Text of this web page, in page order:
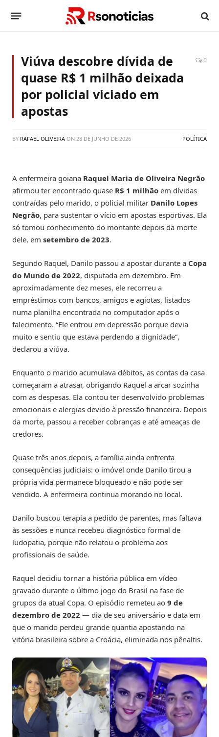
Viúva descobre dívida de
quase R$ 1 milhão deixada
por policial viciado em
apostas
0
BY RAFAEL OLIVEIRA ON 28 DE JUNHO DE 2026 POLÍTICA
A enfermeira goiana Raquel Maria de Oliveira Negrão
afirmou ter encontrado quase R$ 1 milhão em dívidas
contraídas pelo marido, o policial militar Danilo Lopes
Negrão, para sustentar o vício em apostas esportivas. Ela
só tomou conhecimento do montante depois da morte
dele, em setembro de 2023.
Segundo Raquel, Danilo passou a apostar durante a Copa
do Mundo de 2022, disputada em dezembro. Em
aproximadamente dez meses, ele recorreu a
empréstimos com bancos, amigos e agiotas, listados
numa planilha encontrada no computador após o
falecimento. “Ele entrou em depressão porque devia
muito e sentiu que estava perdendo a dignidade”,
declarou a viúva.
Enquanto o marido acumulava débitos, as contas da casa
começaram a atrasar, obrigando Raquel a arcar sozinha
com as despesas. Ela contou ter desenvolvido problemas
emocionais e alergias devido à pressão financeira. Depois
da morte, passou a receber cobranças e até ameaças de
credores.
Quase três anos depois, a família ainda enfrenta
consequências judiciais: o imóvel onde Danilo tirou a
própria vida permanece bloqueado e não pode ser
vendido. A enfermeira continua morando no local.
Danilo buscou terapia a pedido de parentes, mas faltava
às sessões e nunca recebeu diagnóstico formal de
ludopatia, porque não relatou o problema aos
profissionais de saúde.
Raquel decidiu tornar a história pública em vídeo
gravado durante o último jogo do Brasil na fase de
grupos da atual Copa. O episódio remeteu ao 9 de
dezembro de 2022 — dia de seu aniversário e data em
que o marido perdeu grande quantia apostando na
vitória brasileira sobre a Croácia, eliminada nos pênaltis.